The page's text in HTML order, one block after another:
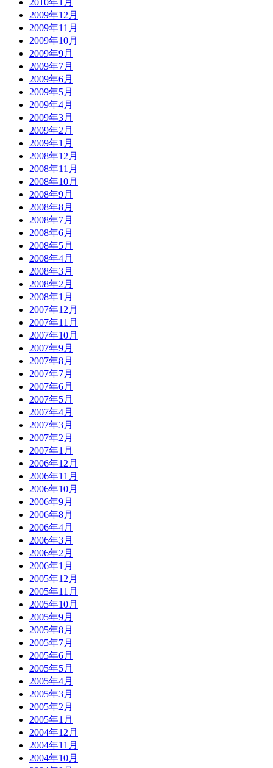
2009年12月
2009年11月
2009年10月
2009年9月
2009年7月
2009年6月
2009年5月
2009年4月
2009年3月
2009年2月
2009年1月
2008年12月
2008年11月
2008年10月
2008年9月
2008年8月
2008年7月
2008年6月
2008年5月
2008年4月
2008年3月
2008年2月
2008年1月
2007年12月
2007年11月
2007年10月
2007年9月
2007年8月
2007年7月
2007年6月
2007年5月
2007年4月
2007年3月
2007年2月
2007年1月
2006年12月
2006年11月
2006年10月
2006年9月
2006年8月
2006年4月
2006年3月
2006年2月
2006年1月
2005年12月
2005年11月
2005年10月
2005年9月
2005年8月
2005年7月
2005年6月
2005年5月
2005年4月
2005年3月
2005年2月
2005年1月
2004年12月
2004年11月
2004年10月